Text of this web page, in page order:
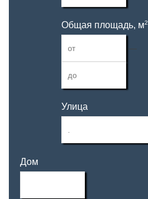
Общая площадь, м2
—
Улица
Дом